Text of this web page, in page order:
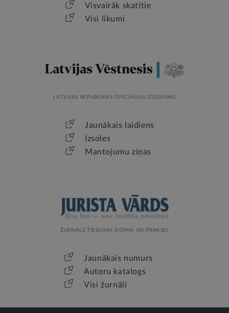
Visvairāk skatītie
Visi likumi
LATVIJAS REPUBLIKAS OFICIĀLAIS IZDEVUMS
Jaunākais laidiens
Izsoles
Mantojumu ziņas
ŽURNĀLS TIESISKAI DOMAI UN PRAKSEI
Jaunākais numurs
Autoru katalogs
Visi žurnāli